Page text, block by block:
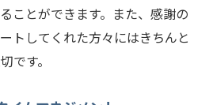
ことができます。また、感謝の
トしてくれた方々にはきちんと
です。